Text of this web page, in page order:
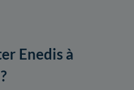
Enedis à